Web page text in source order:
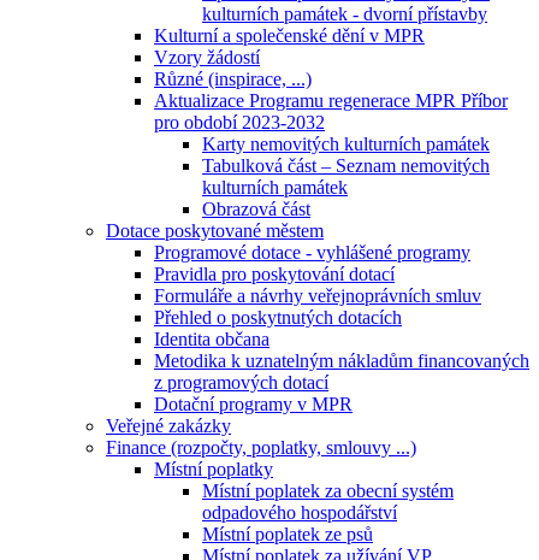
kulturních památek - dvorní přístavby
Kulturní a společenské dění v MPR
Vzory žádostí
Různé (inspirace, ...)
Aktualizace Programu regenerace MPR Příbor
pro období 2023-2032
Karty nemovitých kulturních památek
Tabulková část – Seznam nemovitých
kulturních památek
Obrazová část
Dotace poskytované městem
Programové dotace - vyhlášené programy
Pravidla pro poskytování dotací
Formuláře a návrhy veřejnoprávních smluv
Přehled o poskytnutých dotacích
Identita občana
Metodika k uznatelným nákladům financovaných
z programových dotací
Dotační programy v MPR
Veřejné zakázky
Finance (rozpočty, poplatky, smlouvy ...)
Místní poplatky
Místní poplatek za obecní systém
odpadového hospodářství
Místní poplatek ze psů
Místní poplatek za užívání VP